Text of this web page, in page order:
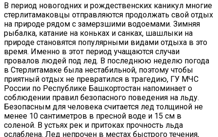
В период новогодних и рождественских каникул многие
стерлитамаковцы отправляются продолжать свой отдых
на природе рядом с замерзшими водоемами. Зимняя
рыбалка, катание на коньках и санках, шашлыки на
природе становятся популярными видами отдыха в это
время. Именно в этот период учащаются случаи
провалов людей под лед. В последнюю неделю погода
в Стерлитамаке была нестабильной, поэтому чтобы
приятный отдых не превратился в трагедию, ГУ МЧС
России по Республике Башкортостан напоминает о
соблюдении правил безопасного поведения на льду.
Безопасным для человека считается лед толщиной не
менее 10 сантиметров в пресной воде и 15 см в
соленой. В устьях рек и притоках прочность льда
ослаблена. Лед непрочен в местах быстрого течения,